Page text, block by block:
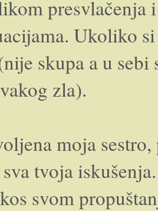
presvlačenja
Ukoliko
skupa a u
zla).
moja
tvoja
svom